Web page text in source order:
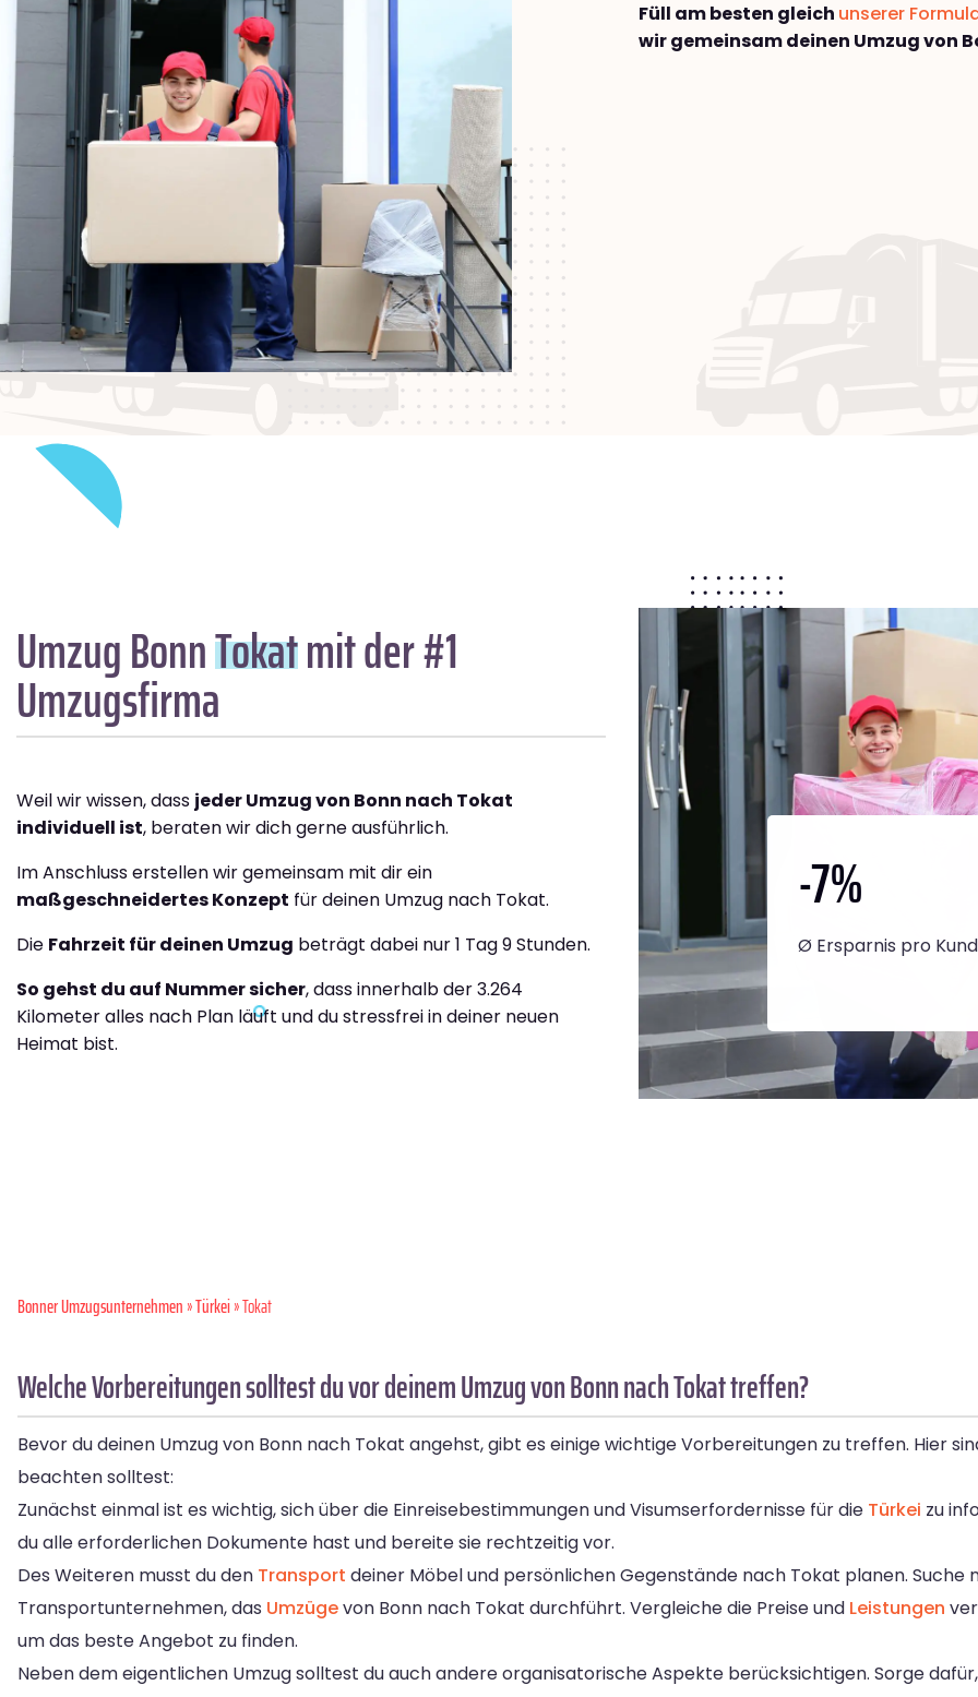
Füll am besten gleich unserer
wir gemeinsam deinen Umzug von
Umzug BonnTokatmit der #1
Umzugsfirma
Weil wir wissen, dass jeder Umzug von Bonn nach Tokat
individuell ist, beraten wir dich gerne ausführlich.
Im Anschluss erstellen wir gemeinsam mit dir ein
maßgeschneidertes Konzept für deinen Umzug nach Tokat.
Die Fahrzeit für deinen Umzug beträgt dabei nur 1 Tag 9 Stunden.
So gehst du auf Nummer sicher, dass innerhalb der 3.264
Kilometer alles nach Plan läuft und du stressfrei in deiner neuen
Heimat bist.
-7%
Ø Ersparnis pro
Bonner Umzugsunternehmen»Türkei» Tokat
Welche Vorbereitungen solltest du vor deinem Umzug von Bonn nach Tokat treffen?
Bevor du deinen Umzug von Bonn nach Tokat angehst, gibt es einige wichtige Vorbereitungen zu treffen. Hier
beachten solltest:
Zunächst einmal ist es wichtig, sich über die Einreisebestimmungen und Visumserfordernisse für die Türkei zu
du alle erforderlichen Dokumente hast und bereite sie rechtzeitig vor.
Des Weiteren musst du den Transport deiner Möbel und persönlichen Gegenstände nach Tokat planen. Suche
Transportunternehmen, das Umzügevon Bonn nach Tokat durchführt. Vergleiche die Preise und Leistungen
um das beste Angebot zu finden.
Neben dem eigentlichen Umzug solltest du auch andere organisatorische Aspekte berücksichtigen. Sorge